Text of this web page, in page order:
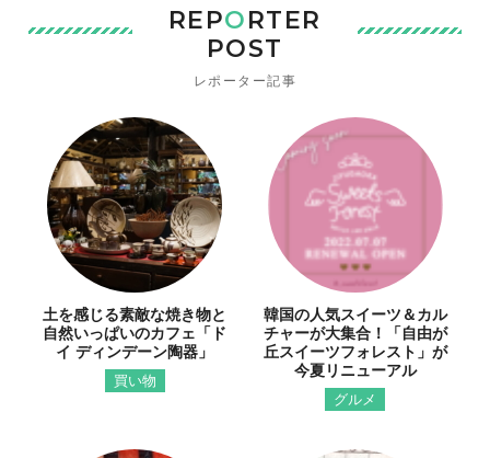
REPORTER
POST
レポーター記事
土を感じる素敵な焼き物と
自然いっぱいのカフェ「ド
イ ディンデーン陶器」
買い物
韓国の人気スイーツ＆カル
チャーが大集合！「自由が
丘スイーツフォレスト」が
今夏リニューアル
グルメ